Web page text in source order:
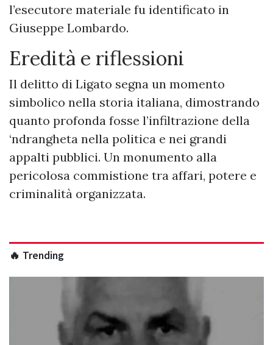
l’esecutore materiale fu identificato in
Giuseppe Lombardo.
Eredità e riflessioni
Il delitto di Ligato segna un momento
simbolico nella storia italiana, dimostrando
quanto profonda fosse l’infiltrazione della
‘ndrangheta nella politica e nei grandi
appalti pubblici. Un monumento alla
pericolosa commistione tra affari, potere e
criminalità organizzata.
🔥 Trending